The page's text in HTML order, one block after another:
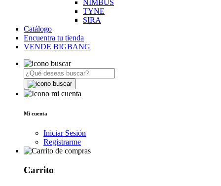
NIMBUS
TYNE
SIRA
Catálogo
Encuentra tu tienda
VENDE BIGBANG
Mi cuenta
Iniciar Sesión
Registrarme
Carrito